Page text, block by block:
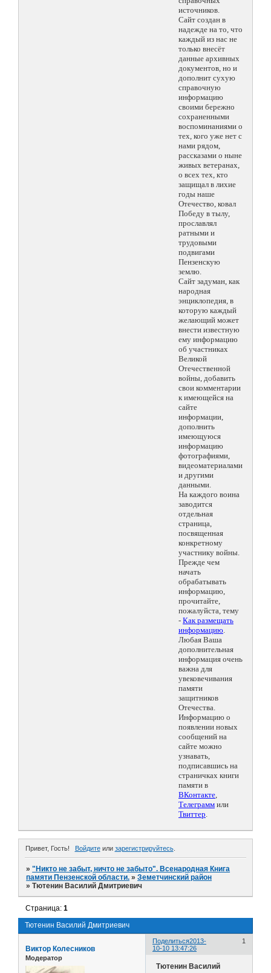
источников.
Сайт создан в
надежде на то, что
каждый из нас не
только внесёт
данные архивных
документов, но и
дополнит сухую
справочную
информацию
своими бережно
сохраненными
воспоминаниями о
тех, кого уже нет с
нами рядом,
рассказами о ныне
живых ветеранах,
о всех тех, кто
защищал в лихие
годы наше
Отечество, ковал
Победу в тылу,
прославлял
ратными и
трудовыми
подвигами
Пензенскую
землю.
Сайт задуман, как
народная
энциклопедия, в
которую каждый
желающий может
внести известную
ему информацию
об участниках
Великой
Отечественной
войны, добавить
свои комментарии
к имеющейся на
сайте
информации,
дополнить
имеющуюся
информацию
фотографиями,
видеоматериалами
и другими
данными.
На каждого воина
заводится
отдельная
страница,
посвященная
конкретному
участнику войны.
Прежде чем
начать
обрабатывать
информацию,
прочитайте,
пожалуйста, тему
- Как размещать
информацию.
Любая Ваша
дополнительная
информация очень
важна для
увековечивания
памяти
защитников
Отечества.
Информацию о
появлении новых
сообщений на
сайте можно
узнавать,
подписавшись на
страничках книги
памяти в
ВКонтакте,
Телеграмм или
Твиттер.
Привет, Гость! Войдитеили зарегистрируйтесь.
»"Никто не забыт, ничто не забыто". Всенародная Книга
памяти Пензенской области. »Земетчинский район
»Тютенин Василий Дмитриевич
Тютенин Василий Дмитриевич
Страница:1
Поделиться 1
2013-
10-10 13:47:26
Виктор Колесников
Модератор
Тютенин Василий